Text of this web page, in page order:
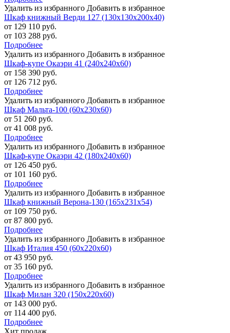
Удалить из избранного Добавить в избранное
Шкаф книжный Верди 127 (130х130х200х40)
от 129 110 руб.
от 103 288 руб.
Подробнее
Удалить из избранного Добавить в избранное
Шкаф-купе Окаэри 41 (240х240х60)
от 158 390 руб.
от 126 712 руб.
Подробнее
Удалить из избранного Добавить в избранное
Шкаф Мальта-100 (60х230х60)
от 51 260 руб.
от 41 008 руб.
Подробнее
Удалить из избранного Добавить в избранное
Шкаф-купе Окаэри 42 (180х240х60)
от 126 450 руб.
от 101 160 руб.
Подробнее
Удалить из избранного Добавить в избранное
Шкаф книжный Верона-130 (165х231х54)
от 109 750 руб.
от 87 800 руб.
Подробнее
Удалить из избранного Добавить в избранное
Шкаф Италия 450 (60х220х60)
от 43 950 руб.
от 35 160 руб.
Подробнее
Удалить из избранного Добавить в избранное
Шкаф Милан 320 (150х220х60)
от 143 000 руб.
от 114 400 руб.
Подробнее